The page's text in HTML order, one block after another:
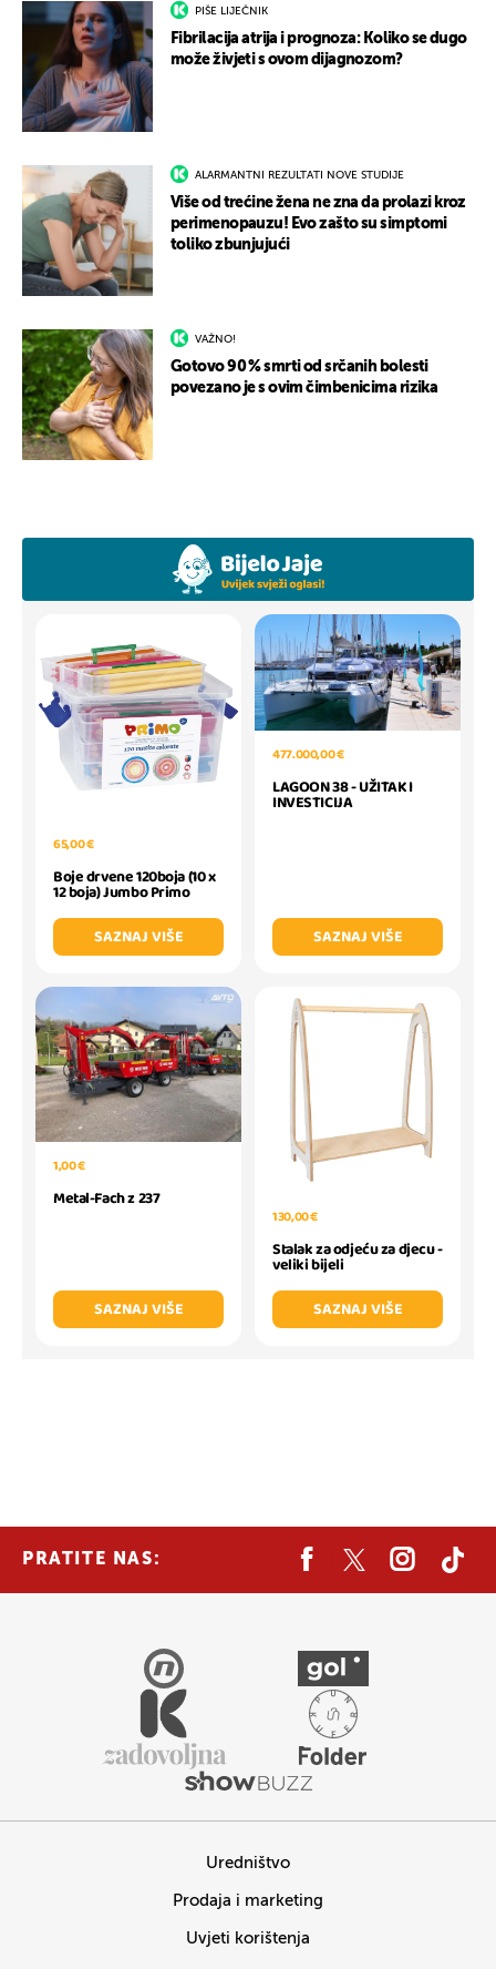
PIŠE LIJEČNIK
Fibrilacija atrija i prognoza: Koliko se dugo
može živjeti s ovom dijagnozom?
ALARMANTNI REZULTATI NOVE STUDIJE
Više od trećine žena ne zna da prolazi kroz
perimenopauzu! Evo zašto su simptomi
toliko zbunjujući
VAŽNO!
Gotovo 90 % smrti od srčanih bolesti
povezano je s ovim čimbenicima rizika
65,00 €
Boje drvene 120boja (10 x
12 boja) Jumbo Primo
SAZNAJ VIŠE
477.000,00 €
LAGOON 38 - UŽITAK I
INVESTICIJA
SAZNAJ VIŠE
1,00 €
Metal-Fach z 237
SAZNAJ VIŠE
130,00 €
Stalak za odjeću za djecu -
veliki bijeli
SAZNAJ VIŠE
PRATITE NAS:
Uredništvo
Prodaja i marketing
Uvjeti korištenja